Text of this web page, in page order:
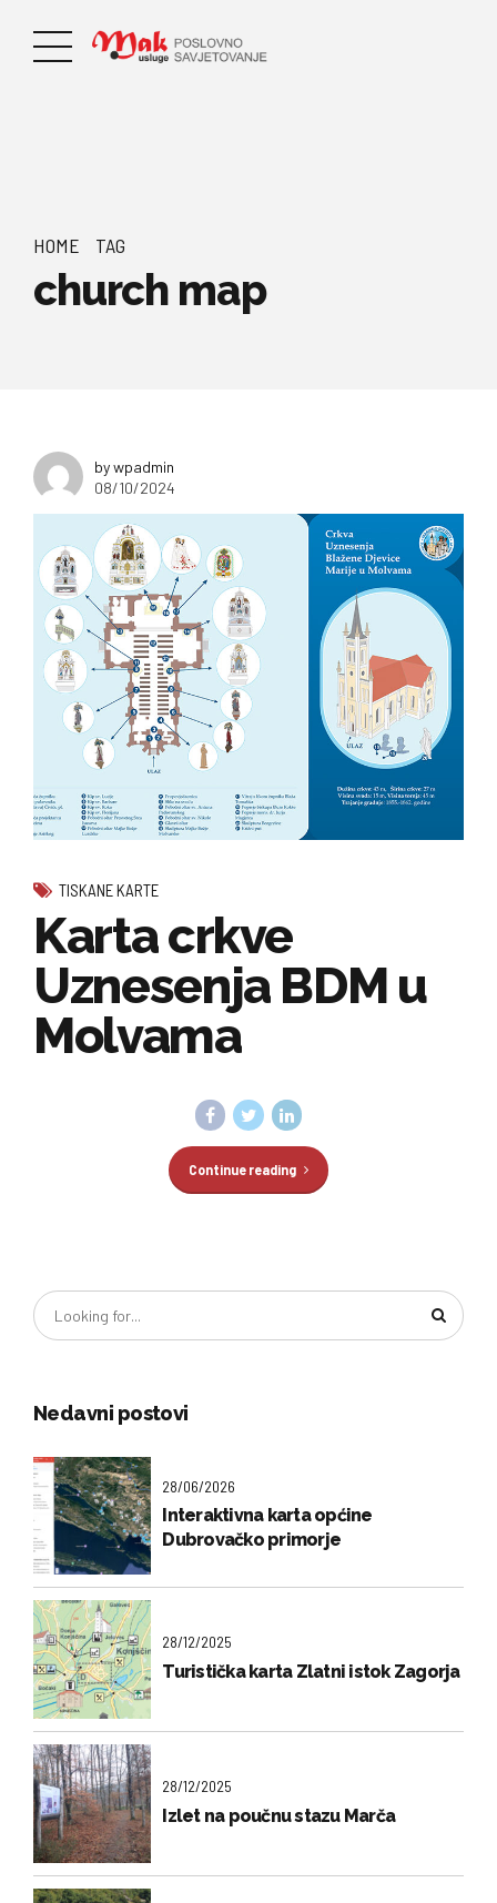
HOME TAG
church map
by wpadmin
08/10/2024
TISKANE KARTE
Karta crkve
Uznesenja BDM u
Molvama
Continue reading
Nedavni postovi
28/06/2026
Interaktivna karta općine
Dubrovačko primorje
28/12/2025
Turistička karta Zlatni istok Zagorja
28/12/2025
Izlet na poučnu stazu Marča